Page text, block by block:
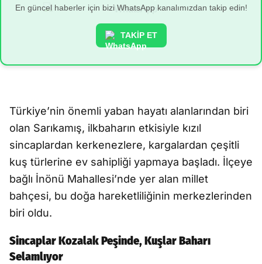
En güncel haberler için bizi WhatsApp kanalımızdan takip edin!
TAKİP ET
Türkiye’nin önemli yaban hayatı alanlarından biri
olan Sarıkamış, ilkbaharın etkisiyle kızıl
sincaplardan kerkenezlere, kargalardan çeşitli
kuş türlerine ev sahipliği yapmaya başladı. İlçeye
bağlı İnönü Mahallesi’nde yer alan millet
bahçesi, bu doğa hareketliliğinin merkezlerinden
biri oldu.
Sincaplar Kozalak Peşinde, Kuşlar Baharı
Selamlıyor